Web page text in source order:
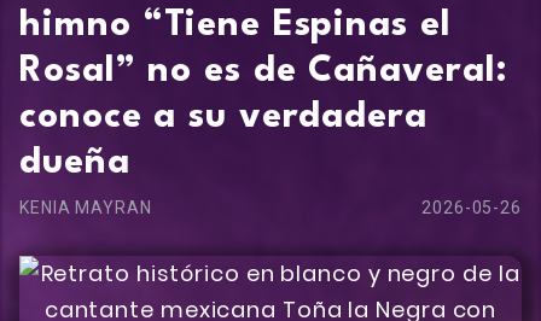
himno “Tiene Espinas el
Rosal” no es de Cañaveral:
conoce a su verdadera
dueña
KENIA MAYRAN 2026-05-26